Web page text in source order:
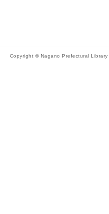
Copyright © Nagano Prefectural Library